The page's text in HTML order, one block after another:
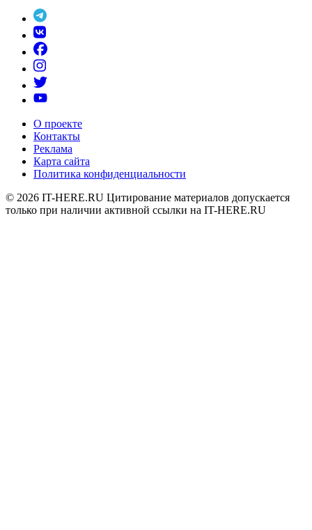
О проекте
Контакты
Реклама
Карта сайта
Политика конфиденциальности
© 2026 IT-HERE.RU Цитирование материалов допускается
только при наличии активной ссылки на IT-HERE.RU